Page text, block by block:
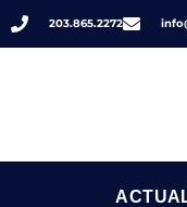
203.865.2272